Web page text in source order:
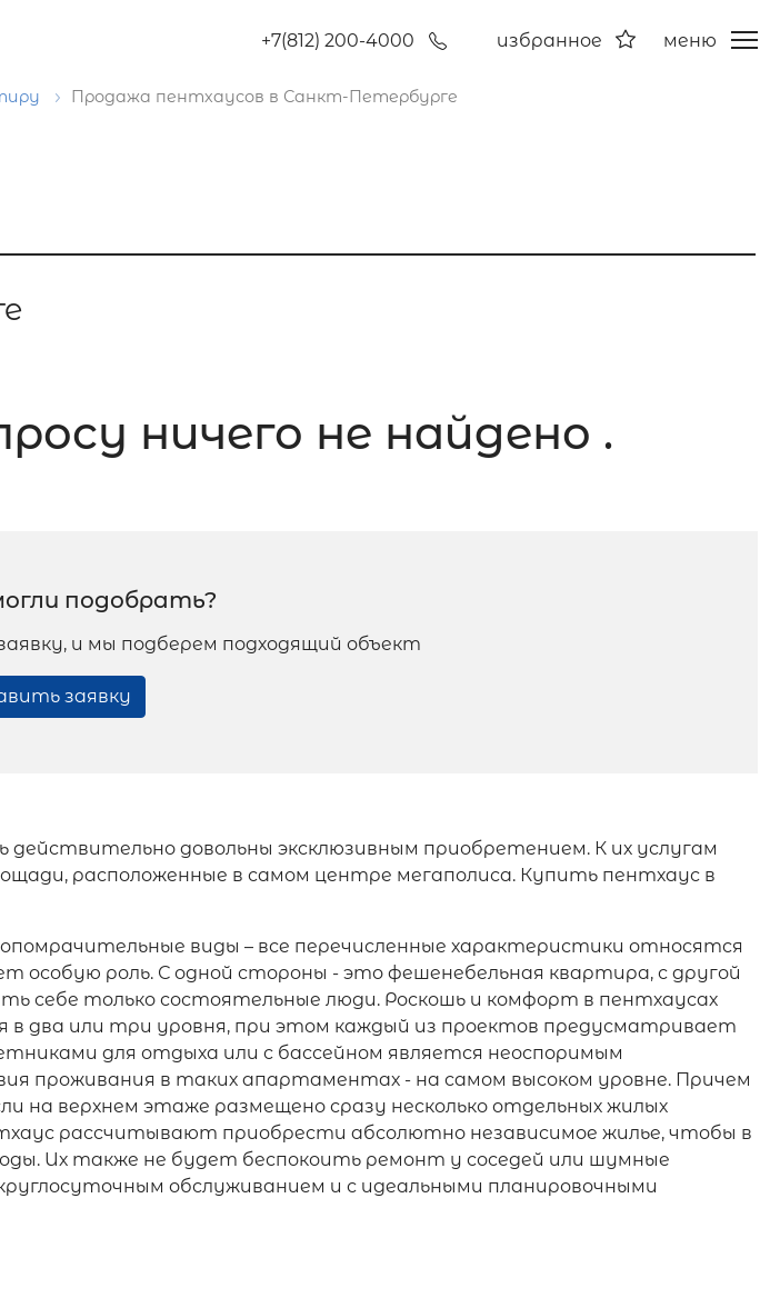
+7(812) 200-4000 избранное меню
Продажа пентхаусов в Санкт-Петербурге
ничего не найдено .
подобрать?
и мы подберем подходящий объект
заявку
довольны эксклюзивным приобретением. К их услугам
расположенные в самом центре мегаполиса. Купить пентхаус в
виды – все перечисленные характеристики относятся
роль. С одной стороны - это фешенебельная квартира, с другой
себе только состоятельные люди. Роскошь и комфорт в пентхаусах
два или три уровня, при этом каждый из проектов предусматривает
для отдыха или с бассейном является неоспоримым
проживания в таких апартаментах - на самом высоком уровне. Причем
на верхнем этаже размещено сразу несколько отдельных жилых
рассчитывают приобрести абсолютно независимое жилье, чтобы в
Их также не будет беспокоить ремонт у соседей или шумные
обслуживанием и с идеальными планировочными